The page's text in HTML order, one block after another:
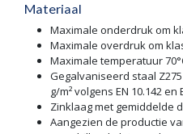
Materiaal
Maximale onderdruk om
Maximale overdruk om
Maximale temperatuur
Gegalvaniseerd staal
g/m² volgens EN 10.142 en
Zinklaag met gemiddelde
Aangezien de productie